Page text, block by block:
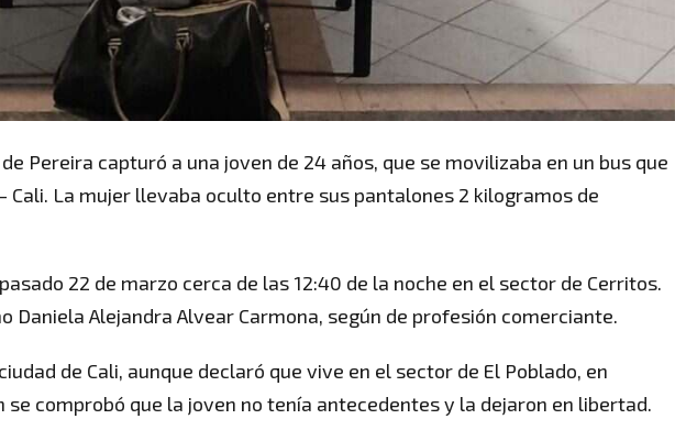
Pereira capturó a una joven de 24 años, que se movilizaba en un bus que
Cali. La mujer llevaba oculto entre sus pantalones 2 kilogramos de
22 de marzo cerca de las 12:40 de la noche en el sector de Cerritos.
Daniela Alejandra Alvear Carmona, según de profesión comerciante.
de Cali, aunque declaró que vive en el sector de El Poblado, en
se comprobó que la joven no tenía antecedentes y la dejaron en libertad.